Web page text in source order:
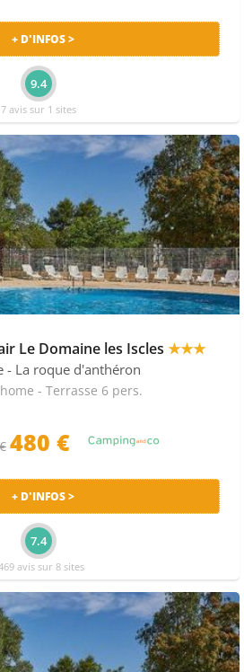
+ D'INFOS >
9.4
7 avis sur 1 sites
Le Domaine les Iscles ★★★
- La roque d'anthéron
- Terrasse 6 pers.
480 €
+ D'INFOS >
7.4
avis sur 8 sites